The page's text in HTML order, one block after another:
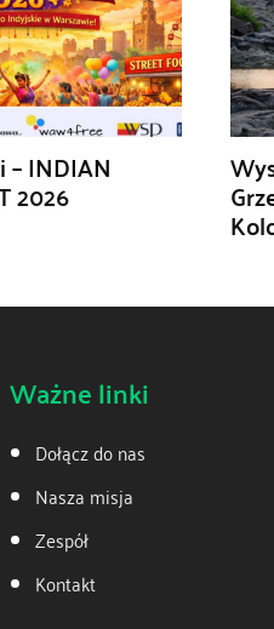
INDIAN
2026
Ważne linki
Dołącz do nas
Nasza misja
Zespół
Kontakt